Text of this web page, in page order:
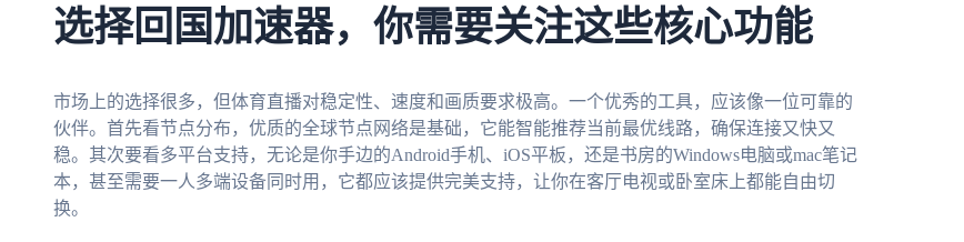
选择回国加速器，你需要关注这些核心功能
市场上的选择很多，但体育直播对稳定性、速度和画质要求极高。一个优秀的工具，应该像一位可靠的
伙伴。首先看节点分布，优质的全球节点网络是基础，它能智能推荐当前最优线路，确保连接又快又
稳。其次要看多平台支持，无论是你手边的Android手机、iOS平板，还是书房的Windows电脑或mac笔记
本，甚至需要一人多端设备同时用，它都应该提供完美支持，让你在客厅电视或卧室床上都能自由切
换。